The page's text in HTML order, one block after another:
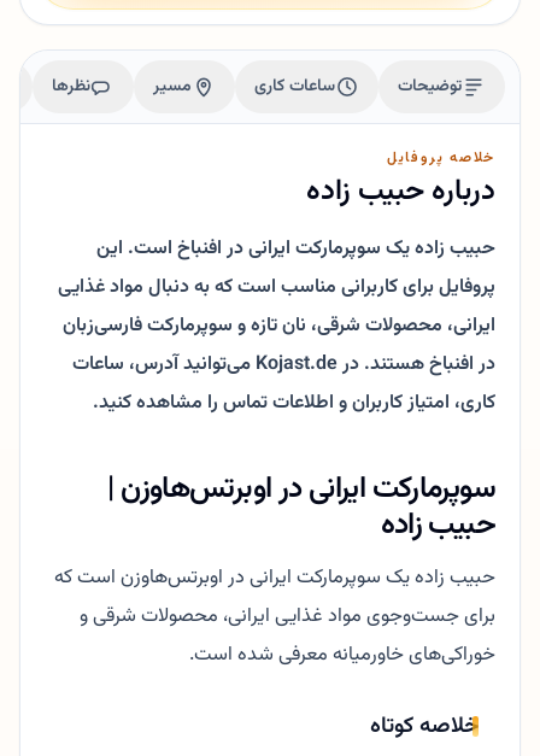
توضیحات ساعات کاری مسیر نظرها
خلاصه پروفایل
درباره حبیب زاده
حبیب زاده یک سوپرمارکت ایرانی در افنباخ است. این
پروفایل برای کاربرانی مناسب است که به دنبال مواد غذایی
ایرانی، محصولات شرقی، نان تازه و سوپرمارکت فارسی‌زبان
در افنباخ هستند. در Kojast.de می‌توانید آدرس، ساعات
کاری، امتیاز کاربران و اطلاعات تماس را مشاهده کنید.
سوپرمارکت ایرانی در اوبرتس‌هاوزن |
حبیب زاده
حبیب زاده یک سوپرمارکت ایرانی در اوبرتس‌هاوزن است که
برای جست‌وجوی مواد غذایی ایرانی، محصولات شرقی و
خوراکی‌های خاورمیانه معرفی شده است.
خلاصه کوتاه